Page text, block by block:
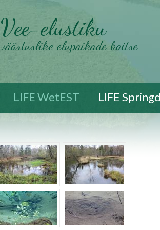
Vee-elustiku
väärtuslike elupaikade kaitse
LIFE WetEST LIFE